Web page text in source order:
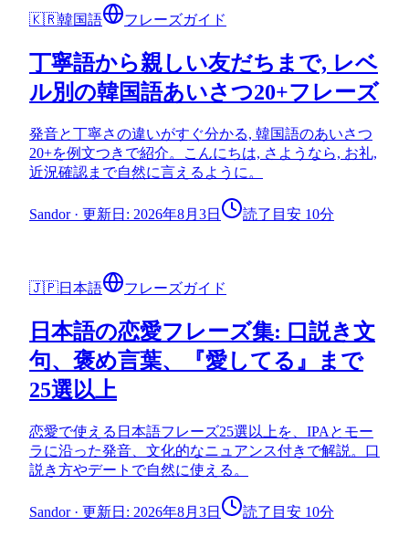
🇰🇷韓国語 フレーズガイド
丁寧語から親しい友だちまで, レベ
ル別の韓国語あいさつ20+フレーズ
発音と丁寧さの違いがすぐ分かる, 韓国語のあいさつ
20+を例文つきで紹介。こんにちは, さようなら, お礼,
近況確認まで自然に言えるように。
Sandor· 更新日: 2026年8月3日 読了目安 10分
🇯🇵日本語 フレーズガイド
日本語の恋愛フレーズ集: 口説き文
句、褒め言葉、『愛してる』まで
25選以上
恋愛で使える日本語フレーズ25選以上を、IPAとモー
ラに沿った発音、文化的なニュアンス付きで解説。口
説き方やデートで自然に使える。
Sandor· 更新日: 2026年8月3日 読了目安 10分